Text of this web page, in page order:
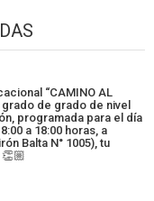
“CAMINO AL
de grado de nivel
programada para el día
a 18:00 horas, a
Balta N° 1005), tu